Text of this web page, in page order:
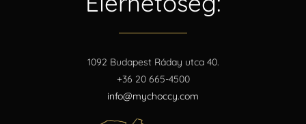
1092 Budapest Ráday utca 40.
+36 20 665-4500
info@mychoccy.com